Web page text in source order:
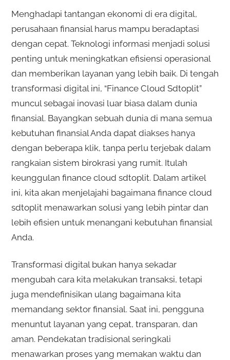
Menghadapi tantangan ekonomi di era digital,
perusahaan finansial harus mampu beradaptasi
dengan cepat. Teknologi informasi menjadi solusi
penting untuk meningkatkan efisiensi operasional
dan memberikan layanan yang lebih baik. Di tengah
transformasi digital ini, “Finance Cloud Sdtoplit”
muncul sebagai inovasi luar biasa dalam dunia
finansial. Bayangkan sebuah dunia di mana semua
kebutuhan finansial Anda dapat diakses hanya
dengan beberapa klik, tanpa perlu terjebak dalam
rangkaian sistem birokrasi yang rumit. Itulah
keunggulan finance cloud sdtoplit. Dalam artikel
ini, kita akan menjelajahi bagaimana finance cloud
sdtoplit menawarkan solusi yang lebih pintar dan
lebih efisien untuk menangani kebutuhan finansial
Anda.
Transformasi digital bukan hanya sekadar
mengubah cara kita melakukan transaksi, tetapi
juga mendefinisikan ulang bagaimana kita
memandang sektor finansial. Saat ini, pengguna
menuntut layanan yang cepat, transparan, dan
aman. Pendekatan tradisional seringkali
menawarkan proses yang memakan waktu dan